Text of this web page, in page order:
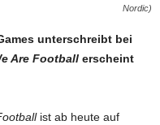
Nordic)
unterschreibt bei
Are Football erscheint
ist ab heute auf